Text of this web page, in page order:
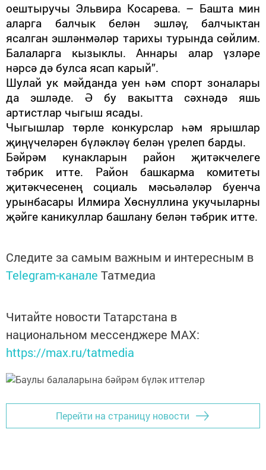
оештыручы Эльвира Косарева. – Башта мин
аларга балчык белән эшләү, балчыктан
ясалган эшләнмәләр тарихы турында сөйлим.
Балаларга кызыклы. Аннары алар үзләре
нәрсә дә булса ясап карый”.
Шулай ук мәйданда уен һәм спорт зоналары
да эшләде. Ә бу вакытта сәхнәдә яшь
артистлар чыгыш ясады.
Чыгышлар төрле конкурслар һәм ярышлар
җиңүчеләрен бүләкләү белән үрелеп барды.
Бәйрәм кунакларын район җитәкчелеге
тәбрик итте. Район башкарма комитеты
җитәкчесенең социаль мәсьәләләр буенча
урынбасары Илмира Хөснуллина укучыларны
җәйге каникуллар башлану белән тәбрик итте.
Следите за самым важным и интересным в
Telegram-канале Татмедиа
Читайте новости Татарстана в
национальном мессенджере MАХ:
https://max.ru/tatmedia
Перейти на страницу новости